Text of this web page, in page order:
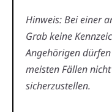
Hinweis: Bei einer
Grab keine
Angehörigen
meisten Fällen
sicherzustellen.